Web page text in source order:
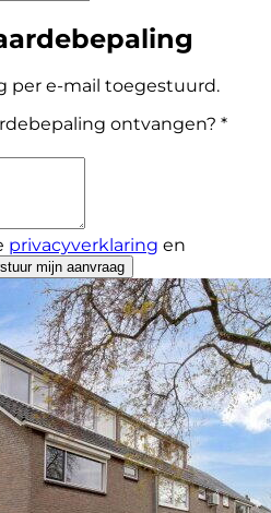
per e-mail toegestuurd.
ontvangen? *
privacyverklaring en
mijn aanvraag